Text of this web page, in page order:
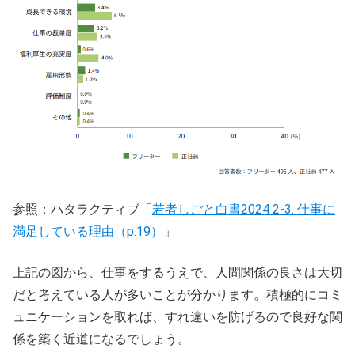
参照：ハタラクティブ「 若者しごと白書2024 2-3. 仕事に
満足している理由（p.19）
」
上記の図から、仕事をするうえで、人間関係の良さは大切
だと考えている人が多いことが分かります。積極的にコミ
ュニケーションを取れば、すれ違いを防げるので良好な関
係を築く近道になるでしょう。